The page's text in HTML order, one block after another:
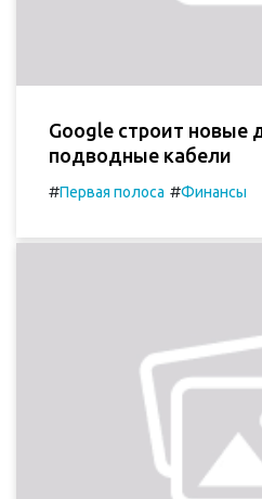
Google строит новые
подводные кабели
#Первая полоса #Финансы